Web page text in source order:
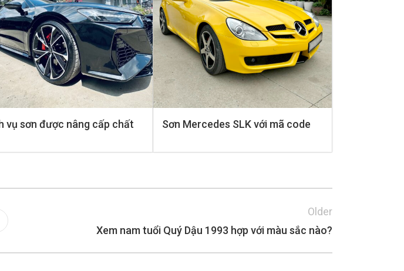
vụ sơn được nâng cấp chất
PPG
Sơn Mercedes SLK với mã code
Carspa: Sự lựa chọn hoàn hảo
Older
Xem nam tuổi Quý Dậu 1993 hợp với màu sắc nào?